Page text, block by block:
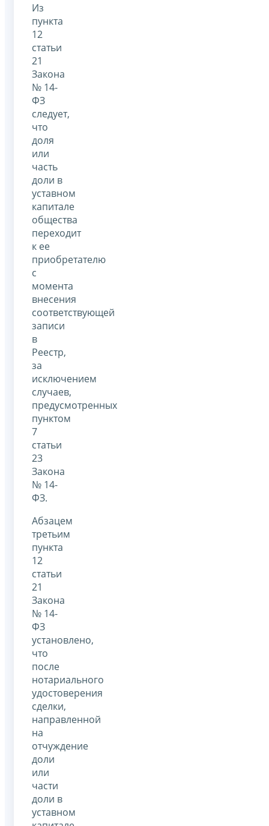
Из
пункта
12
статьи
21
Закона
№ 14-
ФЗ
следует,
что
доля
или
часть
доли в
уставном
капитале
общества
переходит
к ее
приобретателю
с
момента
внесения
соответствующей
записи
в
Реестр,
за
исключением
случаев,
предусмотренных
пунктом
7
статьи
23
Закона
№ 14-
ФЗ.
Абзацем
третьим
пункта
12
статьи
21
Закона
№ 14-
ФЗ
установлено,
что
после
нотариального
удостоверения
сделки,
направленной
на
отчуждение
доли
или
части
доли в
уставном